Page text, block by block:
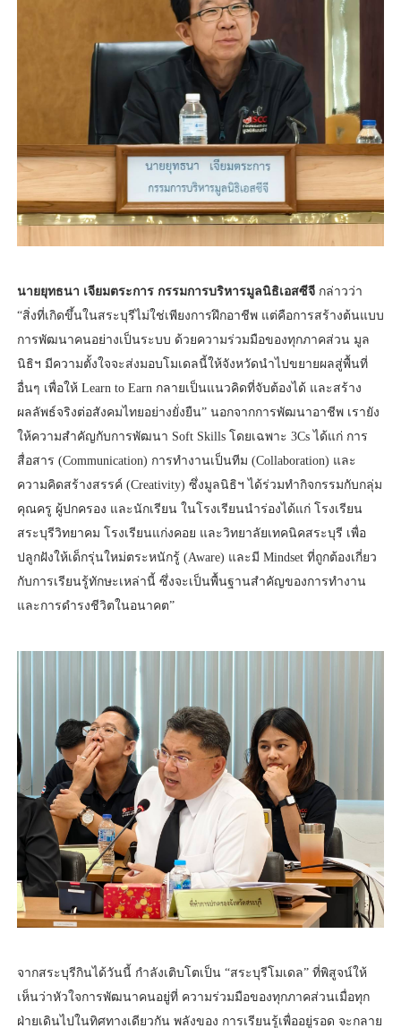
นายยุทธนา เจียมตระการ กรรมการบริหารมูลนิธิเอสซีจีกล่าวว่า
“สิ่งที่เกิดขึ้นในสระบุรีไม่ใช่เพียงการฝึกอาชีพ แต่คือการสร้างต้นแบบ
การพัฒนาคนอย่างเป็นระบบ ด้วยความร่วมมือของทุกภาคส่วน มูล
นิธิฯ มีความตั้งใจจะส่งมอบโมเดลนี้ให้จังหวัดนำไปขยายผลสู่พื้นที่
อื่นๆ เพื่อให้ Learn to Earn กลายเป็นแนวคิดที่จับต้องได้ และสร้าง
ผลลัพธ์จริงต่อสังคมไทยอย่างยั่งยืน” นอกจากการพัฒนาอาชีพ เรายัง
ให้ความสำคัญกับการพัฒนา Soft Skills โดยเฉพาะ 3Cs ได้แก่ การ
สื่อสาร (Communication) การทำงานเป็นทีม (Collaboration) และ
ความคิดสร้างสรรค์ (Creativity) ซึ่งมูลนิธิฯ ได้ร่วมทำกิจกรรมกับกลุ่ม
คุณครู ผู้ปกครอง และนักเรียน ในโรงเรียนนำร่องได้แก่ โรงเรียน
สระบุรีวิทยาคม โรงเรียนแก่งคอย และวิทยาลัยเทคนิคสระบุรี เพื่อ
ปลูกฝังให้เด็กรุ่นใหม่ตระหนักรู้ (Aware) และมี Mindset ที่ถูกต้องเกี่ยว
กับการเรียนรู้ทักษะเหล่านี้ ซึ่งจะเป็นพื้นฐานสำคัญของการทำงาน
และการดำรงชีวิตในอนาคต”
จากสระบุรีกินได้วันนี้ กำลังเติบโตเป็น “สระบุรีโมเดล” ที่พิสูจน์ให้
เห็นว่าหัวใจการพัฒนาคนอยู่ที่ ความร่วมมือของทุกภาคส่วนเมื่อทุก
ฝ่ายเดินไปในทิศทางเดียวกัน พลังของ การเรียนรู้เพื่ออยู่รอด จะกลาย